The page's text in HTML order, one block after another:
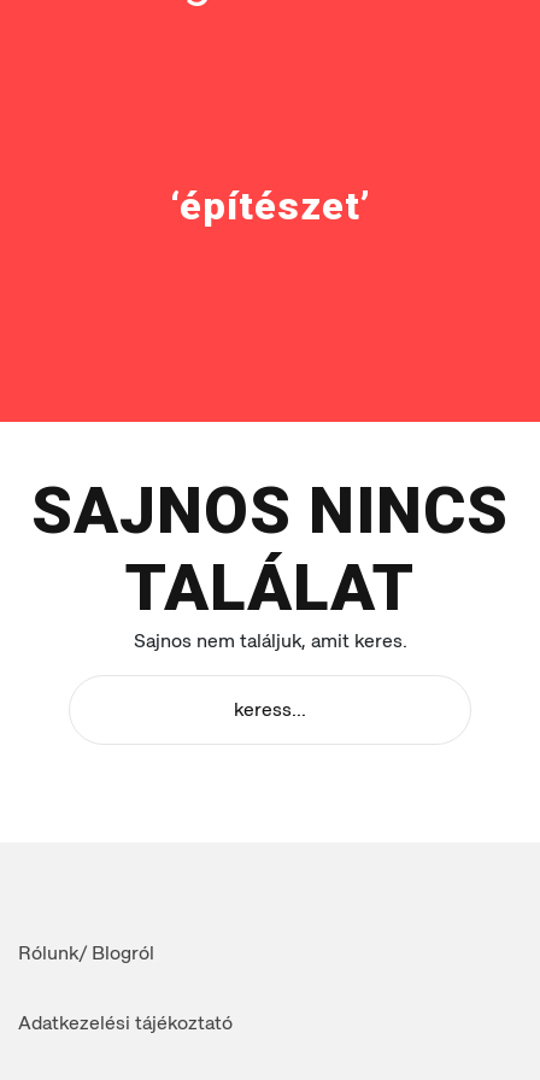
‘építészet’
SAJNOS NINCS
TALÁLAT
Sajnos nem találjuk, amit keres.
Rólunk/ Blogról
Adatkezelési tájékoztató